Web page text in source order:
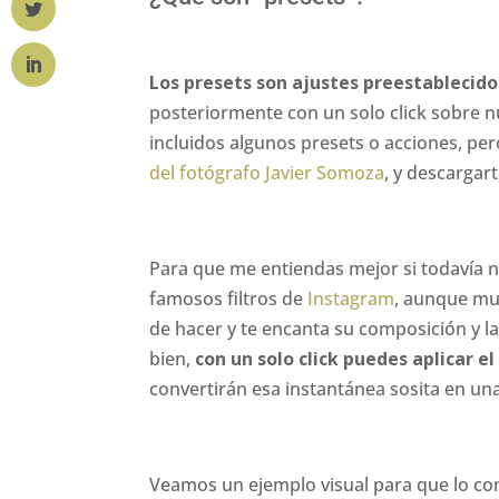
Los presets son ajustes
posteriormente con un solo click sobre
incluidos algunos presets o acciones,
del fotógrafo Javier Somoza, y
Para que me entiendas mejor si todavía
famosos filtros de Instagram, aunque
de hacer y te encanta su composición y
bien, con un solo click puedes aplicar
convertirán esa instantánea sosita en
Veamos un ejemplo visual para que lo